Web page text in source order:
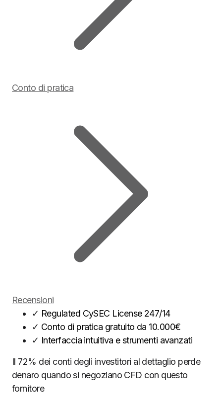
Conto di pratica
Recensioni
✓ Regulated CySEC License 247/14
✓ Conto di pratica gratuito da 10.000€
✓ Interfaccia intuitiva e strumenti avanzati
Il 72% dei conti degli investitori al dettaglio perde
denaro quando si negoziano CFD con questo
fornitore